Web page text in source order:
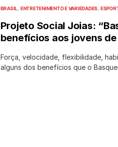
BRASIL ENTRETENIMENTO E VARIEDADES
Projeto Social Joias:
benefícios aos jovens
Força, velocidade, flexibilidade,
alguns dos benefícios que o